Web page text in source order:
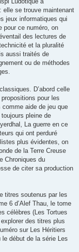
elle se trouve maintenant
jeux informatiques qui
pour ce numéro, on
des lectures de
et la pluralité
aussi traités de
ou de méthodes
D’abord celle
pour les
aide de jeu que
pleine de
La guerre en ce
qui ont perduré
plus évidentes, on
de la Terre Creuse
Chroniques du
de citer sa production
titres soutenus par les
6 d’Alef Thau, le tome
célèbres (Les Tortues
des titres plus
sur Les Héritiers
début de la série Les